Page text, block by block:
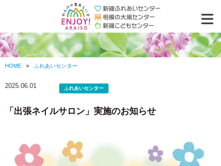
HOME » ふれあいセンター
2025.06.01 ふれあいセンター
「出張ネイルサロン」実施のお知らせ